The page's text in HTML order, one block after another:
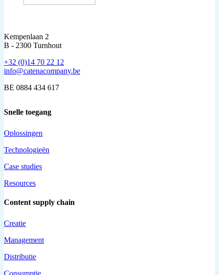
Kempenlaan 2
B - 2300 Turnhout
+32 (0)14 70 22 12
info@catenacompany.be
BE 0884 434 617
Snelle toegang
Oplossingen
Technologieën
Case studies
Resources
Content supply chain
Creatie
Management
Distributie
Consumptie